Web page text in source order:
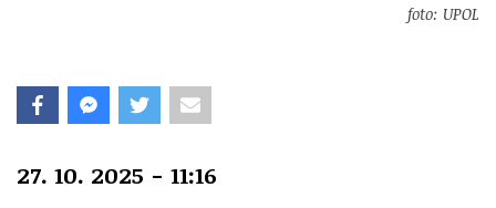
foto: UPOL
27. 10. 2025 - 11:16